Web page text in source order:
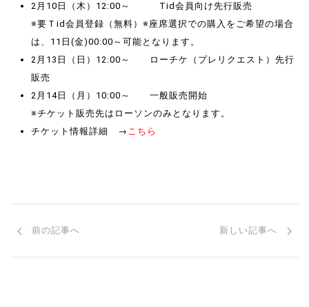
2月10日（木）12:00～ Tid会員向け先行販売
※要Ｔid会員登録（無料）※座席選択での購入をご希望の場合
は、11日(金)00:00～可能となります。
2月13日（日）12:00～ ローチケ（プレリクエスト）先行
販売
2月14日（月）10:00～ 一般販売開始
※チケット販売先はローソンのみとなります。
チケット情報詳細 → こちら
前の記事へ 新しい記事へ